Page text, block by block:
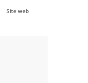
Site web